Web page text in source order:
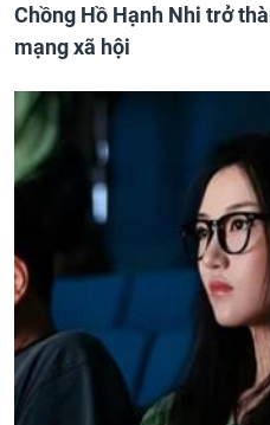
Chồng Hồ Hạnh Nhi trở
mạng xã hội